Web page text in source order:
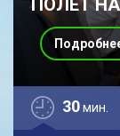
30мин.